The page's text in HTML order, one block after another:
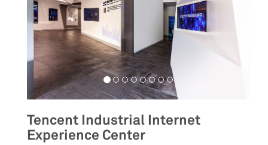
Tencent Industrial Internet
Experience Center